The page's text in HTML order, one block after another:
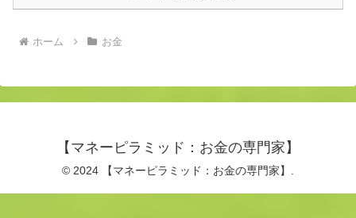
ホーム お金
【マネーピラミッド：お金の専門家】
© 2024 【マネーピラミッド：お金の専門家】.